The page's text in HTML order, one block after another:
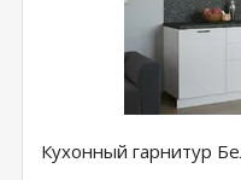
Кухонный гарнитур